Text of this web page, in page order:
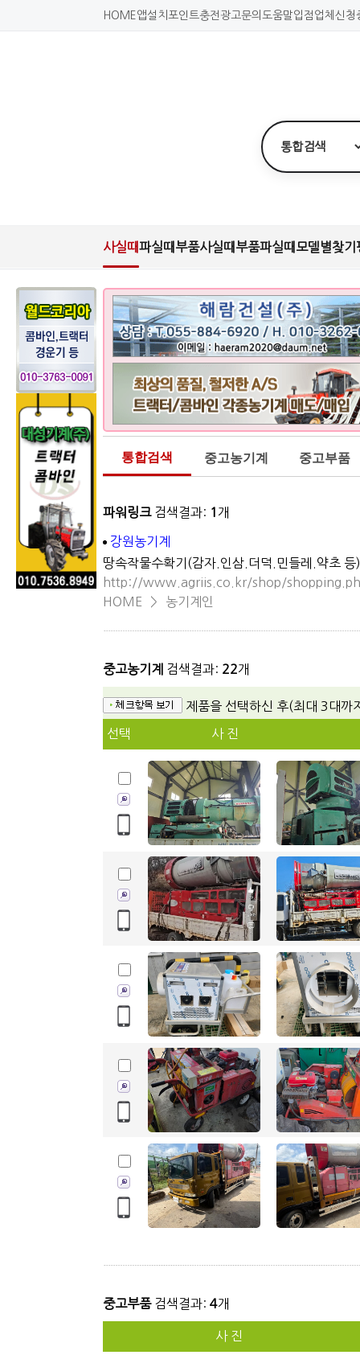
HOME 앱설치 포인트충전 광고문의 도움말입점업체신청
사실때파실때 부품사실때 부품파실때 모델별찾기
통합검색 중고농기계 중고부품
파워링크검색결과: 1 개
강원농기계
땅속작물수확기(감자.인삼.더덕.민들레.약초
http://www.agriis.co.kr/shop/
HOME
> 농기계인
중고농기계 검색결과: 22개
제품을 선택하신 후(최대 3대까
선택 사 진
중고부품검색결과: 4개
사 진